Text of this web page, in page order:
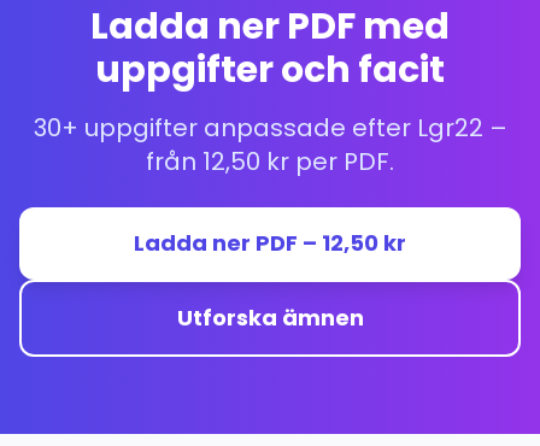
Ladda ner PDF med
uppgifter och facit
30+ uppgifter anpassade efter Lgr22 –
från 12,50 kr per PDF.
Ladda ner PDF – 12,50 kr
Utforska ämnen